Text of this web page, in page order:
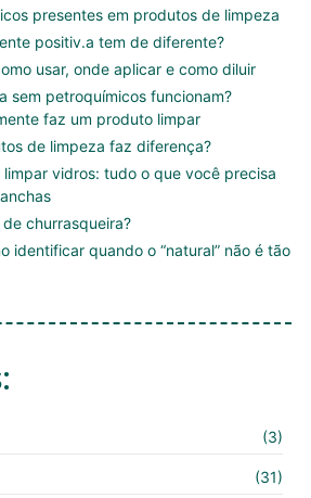
presentes em produtos de limpeza
positiv.a tem de diferente?
usar, onde aplicar e como diluir
sem petroquímicos funcionam?
faz um produto limpar
de limpeza faz diferença?
vidros: tudo o que você precisa
churrasqueira?
identificar quando o “natural” não é tão
(3)
(31)